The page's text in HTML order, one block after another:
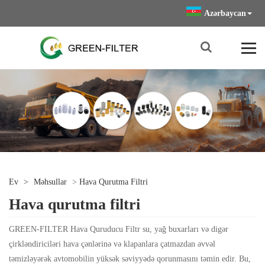
Azərbaycan
Ev > Məhsullar > Hava Qurutma Filtri
Hava qurutma filtri
GREEN-FILTER Hava Quruducu Filtr su, yağ buxarları və digər
çirkləndiriciləri hava çənlərinə və klapanlara çatmazdan əvvəl
təmizləyərək avtomobilin yüksək səviyyədə qorunmasını təmin edir. Bu,